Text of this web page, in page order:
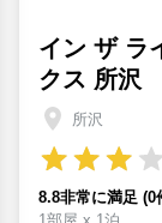
イン ザ ラ
クス 所沢
所沢
8.8非常に満足 (0